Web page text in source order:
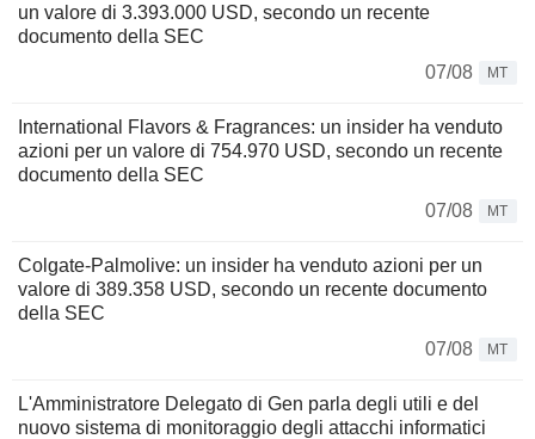
un valore di 3.393.000 USD, secondo un recente
documento della SEC
07/08
MT
International Flavors & Fragrances: un insider ha venduto
azioni per un valore di 754.970 USD, secondo un recente
documento della SEC
07/08
MT
Colgate-Palmolive: un insider ha venduto azioni per un
valore di 389.358 USD, secondo un recente documento
della SEC
07/08
MT
L'Amministratore Delegato di Gen parla degli utili e del
nuovo sistema di monitoraggio degli attacchi informatici